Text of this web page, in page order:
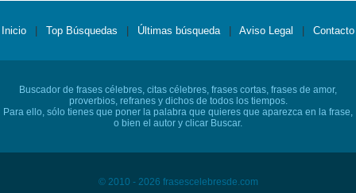
Inicio Top Búsquedas Últimas búsqueda Aviso Legal Contacto
Buscador de frases célebres, citas célebres, frases cortas, frases de amor,
proverbios, refranes y dichos de todos los tiempos.
Para ello, sólo tienes que poner la palabra que quieres que aparezca en la frase,
o bien el autor y clicar Buscar.
© 2010 - 2026 frasescelebresde.com